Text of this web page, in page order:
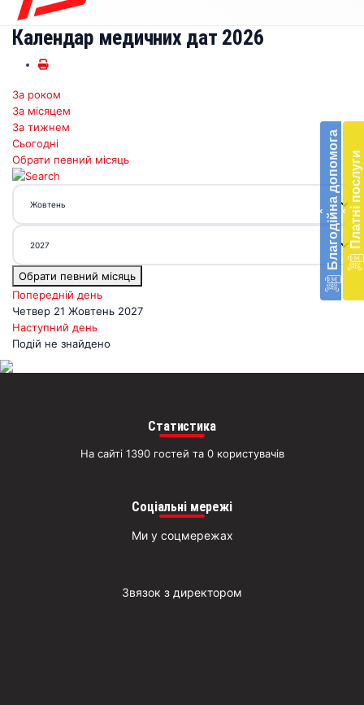
‹ Благодійна допомогав
‹ Платні послуги
Календар медичних дат 2026
За роком
За місяцем
За тижнем
Сьогодні
Обрати певний місяць
Обрати певний місяць
Попередній день
Четвер 21 Жовтень 2027
Наступний день
Подій не знайдено
Статистика
На сайті 1390 гостей та 0 користувачів
Соціальні мережі
Ми у соцмережах
Звязок з директором